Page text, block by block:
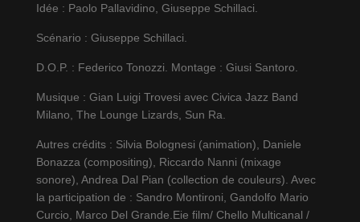
Idée : Paolo Pallavidino, Giuseppe Schillaci.
Scénario : Giuseppe Schillaci.
D.O.P. : Federico Tonozzi. Montage : Giusi Santoro.
Musique : Gian Luigi Trovesi avec Civica Jazz Band
Milano, The Lounge Lizards, Sun Ra.
Autres crédits : Silvia Bolognesi (animation), Daniele
Bonazza (compositing), Riccardo Nanni (mixage
sonore), Andrea Dal Pian (collection de couleurs). Avec
la participation de : Sandro Montironi, Gandolfo Mario
Curcio, Marco Del Grande.Eie film/ Chello Multicanal /